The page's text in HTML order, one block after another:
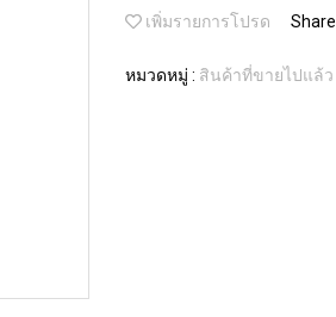
เพิ่มรายการโปรด Share
หมวดหมู่ : สินค้าที่ขายไปแล้ว